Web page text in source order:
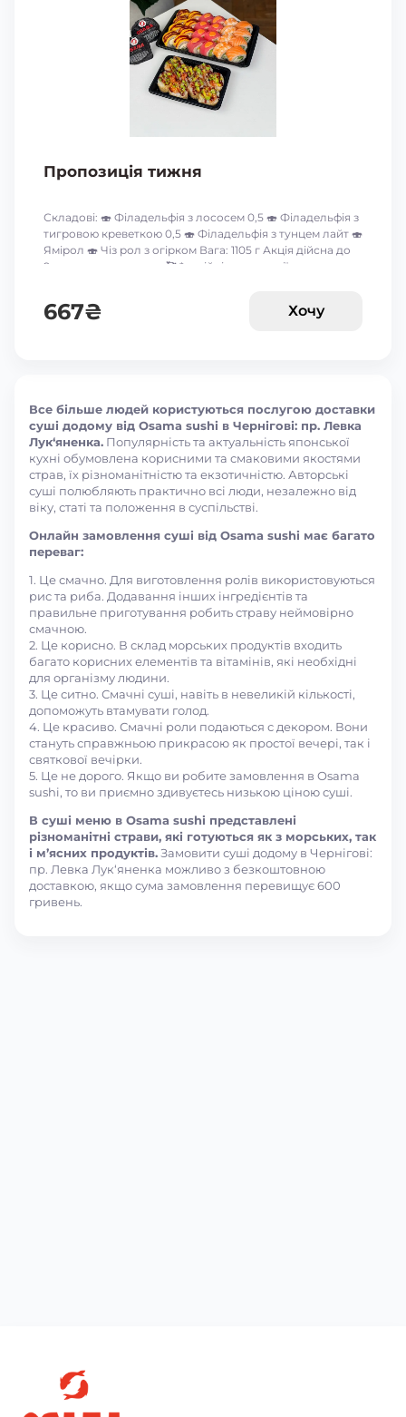
Пропозиція тижня
Складові: 🍣 Філадельфія з лососем 0,5 🍣 Філадельфія з
тигровою креветкою 0,5 🍣 Філадельфія з тунцем лайт 🍣
Ямірол 🍣 Чіз рол з огірком Вага: 1105 г Акція дійсна до
9-го серпня включно 🥰 *акційні пропозиції та знижки
667₴ Хочу
Все більше людей користуються послугою доставки
суші додому від Osama sushi в Чернігові: пр. Левка
Лук‘яненка. Популярність та актуальність японської
кухні обумовлена корисними та смаковими якостями
страв, їх різноманітністю та екзотичністю. Авторські
суші полюбляють практично всі люди, незалежно від
віку, статі та положення в суспільстві.
Онлайн замовлення суші від Osama sushi має багато
переваг:
1. Це смачно. Для виготовлення ролів використовуються
рис та риба. Додавання інших інгредієнтів та
правильне приготування робить страву неймовірно
смачною.
2. Це корисно. В склад морських продуктів входить
багато корисних елементів та вітамінів, які необхідні
для організму людини.
3. Це ситно. Смачні суші, навіть в невеликій кількості,
допоможуть втамувати голод.
4. Це красиво. Смачні роли подаються с декором. Вони
стануть справжньою прикрасою як простої вечері, так і
святкової вечірки.
5. Це не дорого. Якщо ви робите замовлення в Osama
sushi, то ви приємно здивуєтесь низькою ціною суші.
В суші меню в Osama sushi представлені
різноманітні страви, які готуються як з морських, так
і м’ясних продуктів.Замовити суші додому в Чернігові:
пр. Левка Лук‘яненка можливо з безкоштовною
доставкою, якщо сума замовлення перевищує 600
гривень.